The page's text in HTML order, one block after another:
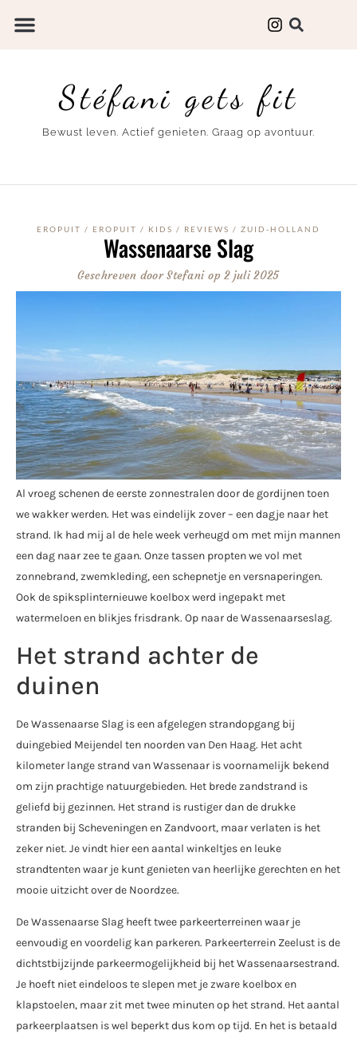
Stéfani gets fit
Bewust leven. Actief genieten. Graag op avontuur.
EROPUIT / EROPUIT / KIDS / REVIEWS / ZUID-HOLLAND
Wassenaarse Slag
Geschreven doorStefani op 2 juli 2025
Al vroeg schenen de eerste zonnestralen door de gordijnen toen
we wakker werden. Het was eindelijk zover – een dagje naar het
strand. Ik had mij al de hele week verheugd om met mijn mannen
een dag naar zee te gaan. Onze tassen propten we vol met
zonnebrand, zwemkleding, een schepnetje en versnaperingen.
Ook de spiksplinternieuwe koelbox werd ingepakt met
watermeloen en blikjes frisdrank. Op naar de Wassenaarseslag.
Het strand achter de
duinen
De Wassenaarse Slag is een afgelegen strandopgang bij
duingebied Meijendel ten noorden van Den Haag. Het acht
kilometer lange strand van Wassenaar is voornamelijk bekend
om zijn prachtige natuurgebieden. Het brede zandstrand is
geliefd bij gezinnen. Het strand is rustiger dan de drukke
stranden bij Scheveningen en Zandvoort, maar verlaten is het
zeker niet. Je vindt hier een aantal winkeltjes en leuke
strandtenten waar je kunt genieten van heerlijke gerechten en het
mooie uitzicht over de Noordzee.
De Wassenaarse Slag heeft twee parkeerterreinen waar je
eenvoudig en voordelig kan parkeren. Parkeerterrein Zeelust is de
dichtstbijzijnde parkeermogelijkheid bij het Wassenaarsestrand.
Je hoeft niet eindeloos te slepen met je zware koelbox en
klapstoelen, maar zit met twee minuten op het strand. Het aantal
parkeerplaatsen is wel beperkt dus kom op tijd. En het is betaald